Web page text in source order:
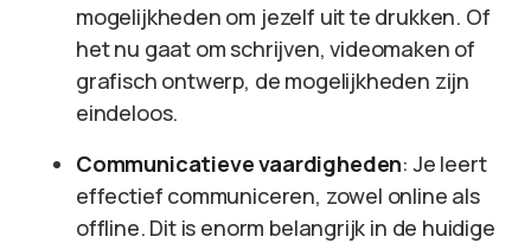
mogelijkheden om jezelf uit te drukken. Of
het nu gaat om schrijven, videomaken of
grafisch ontwerp, de mogelijkheden zijn
eindeloos.
Communicatieve vaardigheden: Je leert
effectief communiceren, zowel online als
offline. Dit is enorm belangrijk in de huidige